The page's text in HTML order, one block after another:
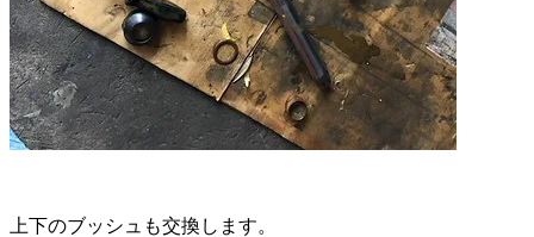
上下のブッシュも交換します。